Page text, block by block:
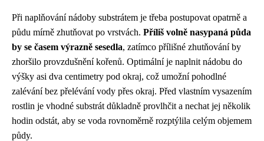
Při naplňování nádoby substrátem je třeba postupovat opatrně a
půdu mírně zhutňovat po vrstvách. Příliš volně nasypaná půda
by se časem výrazně sesedla, zatímco přílišné zhutňování by
zhoršilo provzdušnění kořenů. Optimální je naplnit nádobu do
výšky asi dva centimetry pod okraj, což umožní pohodlné
zalévání bez přelévání vody přes okraj. Před vlastním vysazením
rostlin je vhodné substrát důkladně provlhčit a nechat jej několik
hodin odstát, aby se voda rovnoměrně rozptýlila celým objemem
půdy.